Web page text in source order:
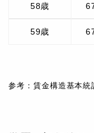
58歳
59歳
参考：賃金構造基本統